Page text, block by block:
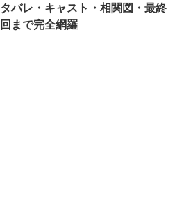
タバレ・キャスト・相関図・最終
回まで完全網羅